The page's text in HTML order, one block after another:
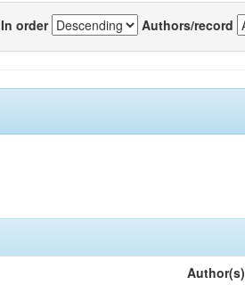
In order Authors/record
Author(s)